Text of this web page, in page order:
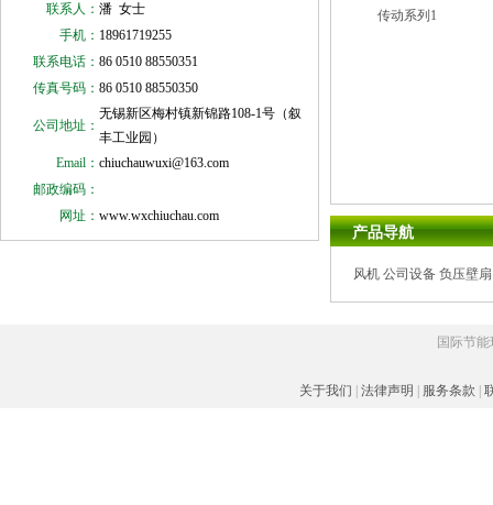
联系人： 潘 女士
手机： 18961719255
联系电话： 86 0510 88550351
传真号码： 86 0510 88550350
公司地址：
无锡新区梅村镇新锦路108-1号（叙
丰工业园）
Email： chiuchauwuxi@163.com
邮政编码：
网址： www.wxchiuchau.com
传动系列1
产品导航
风机 公司设备 负压壁扇
国际节能
关于我们 法律声明 服务条款